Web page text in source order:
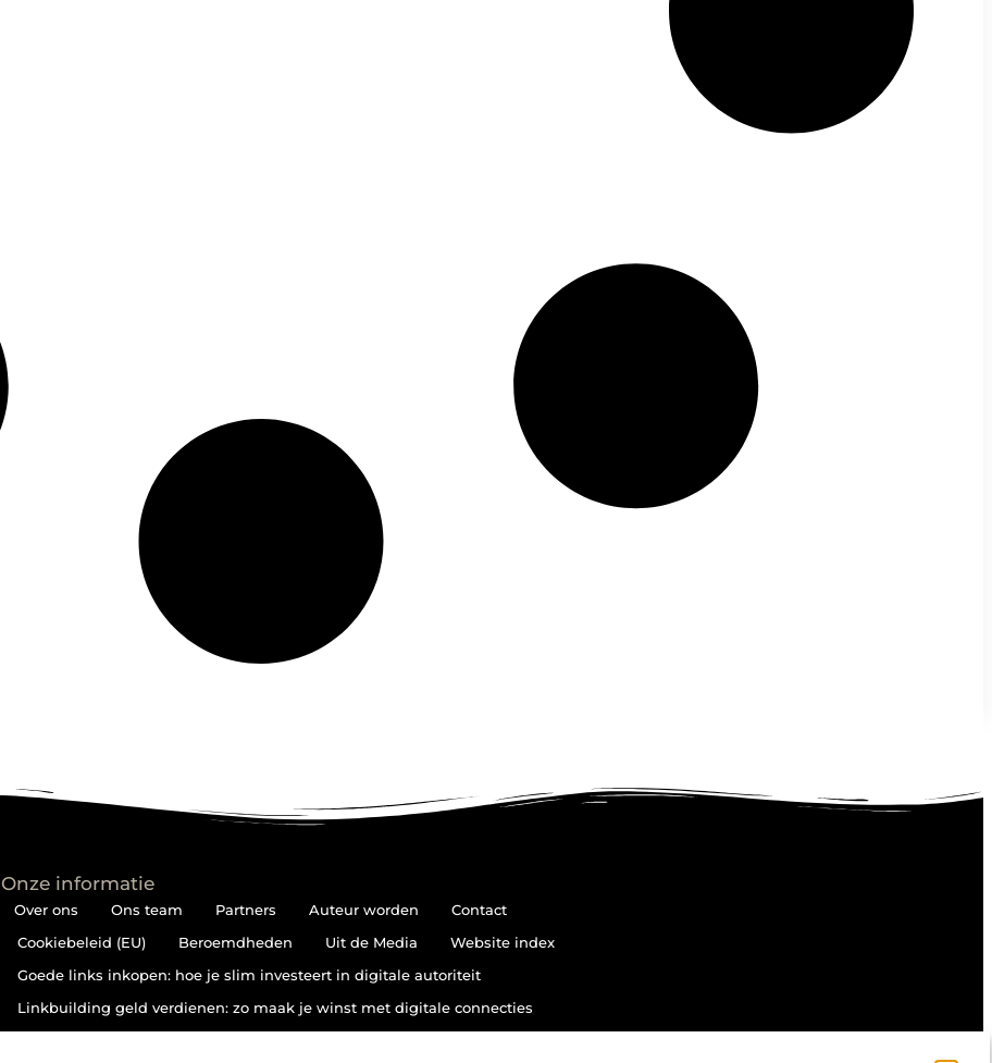
Onze informatie
Over ons Ons team Partners Auteur worden
Contact
Cookiebeleid (EU)
Beroemdheden Uit de Media
Website index
Goede links inkopen: hoe je slim investeert in digitale autoriteit
Linkbuilding geld verdienen: zo maak je winst met digitale connecties